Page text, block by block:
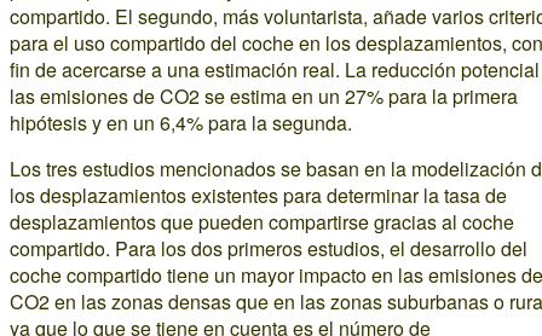
compartido. El segundo, más voluntarista, añade varios
para el uso compartido del coche en los desplazamientos,
fin de acercarse a una estimación real. La reducción
las emisiones de CO2 se estima en un 27% para la primera
hipótesis y en un 6,4% para la segunda.
Los tres estudios mencionados se basan en la modelización
los desplazamientos existentes para determinar la tasa de
desplazamientos que pueden compartirse gracias al coche
compartido. Para los dos primeros estudios, el desarrollo del
coche compartido tiene un mayor impacto en las emisiones de
CO2 en las zonas densas que en las zonas suburbanas o
ya que lo que se tiene en cuenta es el número de